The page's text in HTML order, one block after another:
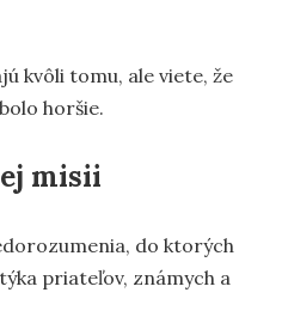
kvôli tomu, ale viete, že
horšie.
misii
do ktorých
priateľov, známych a